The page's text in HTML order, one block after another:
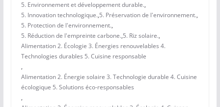
5. Environnement et développement durable.,
5. Innovation technologique.,5. Préservation de l'environnement.,
5. Protection de l'environnement.,
5. Réduction de l'empreinte carbone.,5. Riz solaire.,
Alimentation 2. Écologie 3. Énergies renouvelables 4.
Technologies durables 5. Cuisine responsable
,
Alimentation 2. Énergie solaire 3. Technologie durable 4. Cuisine
écologique 5. Solutions éco-responsables
,